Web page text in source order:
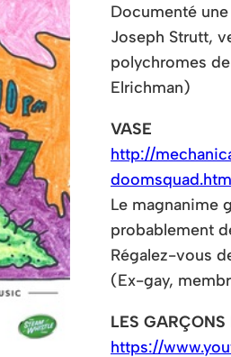
Documenté
Joseph Strutt,
polychromes
Elrichman)
VASE
http://
Le magnanime
probablement
Régalez-vous
(Ex-gay,
LES GARÇONS
https://